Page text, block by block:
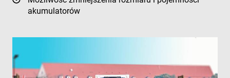
akumulatorów